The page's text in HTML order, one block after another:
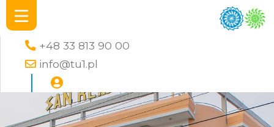
+48 33 813 90 00
info@tu1.pl